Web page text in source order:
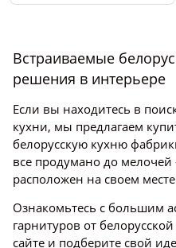
Встраиваемые
решения в интерьере
Если вы находитесь в
кухни, мы предлагаем
белорусскую кухню
все продумано до
расположен на своем
Ознакомьтесь с большим
гарнитуров от
сайте и подберите свой